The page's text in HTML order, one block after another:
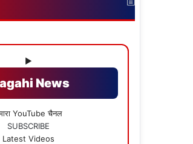
▶
News
YouTube चैनल
SUBSCRIBE
Latest Videos